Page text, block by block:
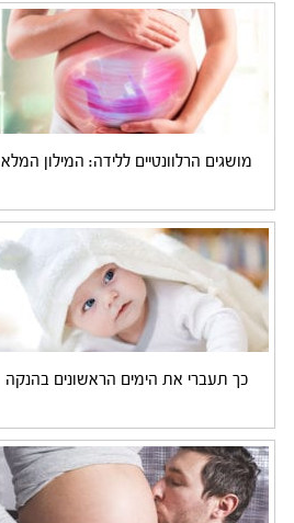
מושגים הרלוונטיים ללידה: המילון המלא
כך תעברי את הימים הראשונים בהנקה